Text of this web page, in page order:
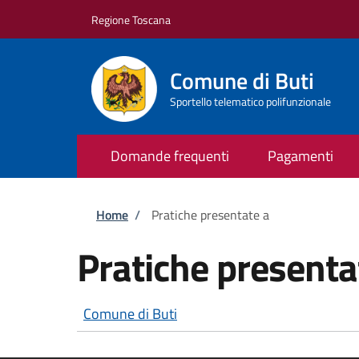
Regione Toscana
Comune di Buti
Sportello telematico polifunzionale
Domande frequenti Pagamenti
Briciole di pane
Home / Pratiche presentate a
Pratiche
Comune di Buti